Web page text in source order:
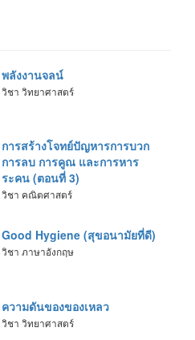
พลังงานจลน์
วิชา วิทยาศาสตร์
การสร้างโจทย์ปัญหารการบวก
การลบ การคูณ และการหาร
ระคน (ตอนที่ 3)
วิชา คณิตศาสตร์
Good Hygiene (สุขอนามัยที่ดี)
วิชา ภาษาอังกฤษ
ความดันของของเหลว
วิชา วิทยาศาสตร์